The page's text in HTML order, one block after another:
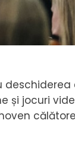
și jocuri